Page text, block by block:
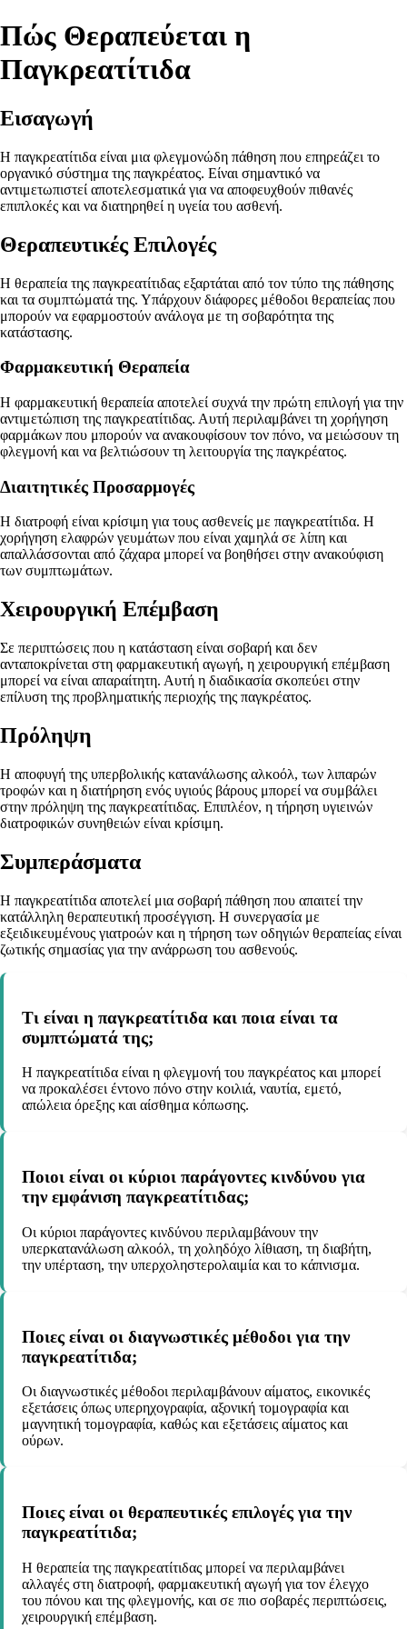
Πώς Θεραπεύεται η
Παγκρεατίτιδα
Εισαγωγή
Η παγκρεατίτιδα είναι μια φλεγμονώδη πάθηση που επηρεάζει το
οργανικό σύστημα της παγκρέατος. Είναι σημαντικό να
αντιμετωπιστεί αποτελεσματικά για να αποφευχθούν πιθανές
επιπλοκές και να διατηρηθεί η υγεία του ασθενή.
Θεραπευτικές Επιλογές
Η θεραπεία της παγκρεατίτιδας εξαρτάται από τον τύπο της πάθησης
και τα συμπτώματά της. Υπάρχουν διάφορες μέθοδοι θεραπείας που
μπορούν να εφαρμοστούν ανάλογα με τη σοβαρότητα της
κατάστασης.
Φαρμακευτική Θεραπεία
Η φαρμακευτική θεραπεία αποτελεί συχνά την πρώτη επιλογή για την
αντιμετώπιση της παγκρεατίτιδας. Αυτή περιλαμβάνει τη χορήγηση
φαρμάκων που μπορούν να ανακουφίσουν τον πόνο, να μειώσουν τη
φλεγμονή και να βελτιώσουν τη λειτουργία της παγκρέατος.
Διαιτητικές Προσαρμογές
Η διατροφή είναι κρίσιμη για τους ασθενείς με παγκρεατίτιδα. Η
χορήγηση ελαφρών γευμάτων που είναι χαμηλά σε λίπη και
απαλλάσσονται από ζάχαρα μπορεί να βοηθήσει στην ανακούφιση
των συμπτωμάτων.
Χειρουργική Επέμβαση
Σε περιπτώσεις που η κατάσταση είναι σοβαρή και δεν
ανταποκρίνεται στη φαρμακευτική αγωγή, η χειρουργική επέμβαση
μπορεί να είναι απαραίτητη. Αυτή η διαδικασία σκοπεύει στην
επίλυση της προβληματικής περιοχής της παγκρέατος.
Πρόληψη
Η αποφυγή της υπερβολικής κατανάλωσης αλκοόλ, των λιπαρών
τροφών και η διατήρηση ενός υγιούς βάρους μπορεί να συμβάλει
στην πρόληψη της παγκρεατίτιδας. Επιπλέον, η τήρηση υγιεινών
διατροφικών συνηθειών είναι κρίσιμη.
Συμπεράσματα
Η παγκρεατίτιδα αποτελεί μια σοβαρή πάθηση που απαιτεί την
κατάλληλη θεραπευτική προσέγγιση. Η συνεργασία με
εξειδικευμένους γιατροών και η τήρηση των οδηγιών θεραπείας είναι
ζωτικής σημασίας για την ανάρρωση του ασθενούς.
Τι είναι η παγκρεατίτιδα και ποια είναι τα
συμπτώματά της;
Η παγκρεατίτιδα είναι η φλεγμονή του παγκρέατος και μπορεί
να προκαλέσει έντονο πόνο στην κοιλιά, ναυτία, εμετό,
απώλεια όρεξης και αίσθημα κόπωσης.
Ποιοι είναι οι κύριοι παράγοντες κινδύνου για
την εμφάνιση παγκρεατίτιδας;
Οι κύριοι παράγοντες κινδύνου περιλαμβάνουν την
υπερκατανάλωση αλκοόλ, τη χοληδόχο λίθιαση, τη διαβήτη,
την υπέρταση, την υπερχοληστερολαιμία και το κάπνισμα.
Ποιες είναι οι διαγνωστικές μέθοδοι για την
παγκρεατίτιδα;
Οι διαγνωστικές μέθοδοι περιλαμβάνουν αίματος, εικονικές
εξετάσεις όπως υπερηχογραφία, αξονική τομογραφία και
μαγνητική τομογραφία, καθώς και εξετάσεις αίματος και
ούρων.
Ποιες είναι οι θεραπευτικές επιλογές για την
παγκρεατίτιδα;
Η θεραπεία της παγκρεατίτιδας μπορεί να περιλαμβάνει
αλλαγές στη διατροφή, φαρμακευτική αγωγή για τον έλεγχο
του πόνου και της φλεγμονής, και σε πιο σοβαρές περιπτώσεις,
χειρουργική επέμβαση.